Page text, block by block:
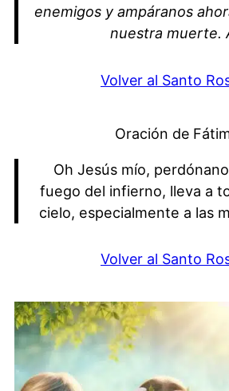
enemigos y ampáranos
nuestra muerte.
Volver al Santo
Oración de
Oh Jesús mío,
fuego del infierno, lleva a
cielo, especialmente a las
Volver al Santo